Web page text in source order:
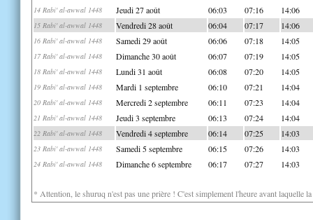
14 Rabi' al-awwal 1448 Jeudi 27 août 06:03 07:16 14:06
15 Rabi' al-awwal 1448 Vendredi 28 août 06:04 07:17 14:06
16 Rabi' al-awwal 1448 Samedi 29 août 06:06 07:18 14:05
17 Rabi' al-awwal 1448 Dimanche 30 août 06:07 07:19 14:05
18 Rabi' al-awwal 1448 Lundi 31 août 06:08 07:20 14:05
19 Rabi' al-awwal 1448 Mardi 1 septembre 06:10 07:21 14:04
20 Rabi' al-awwal 1448 Mercredi 2 septembre 06:11 07:23 14:04
21 Rabi' al-awwal 1448 Jeudi 3 septembre 06:13 07:24 14:04
22 Rabi' al-awwal 1448 Vendredi 4 septembre 06:14 07:25 14:03
23 Rabi' al-awwal 1448 Samedi 5 septembre 06:15 07:26 14:03
24 Rabi' al-awwal 1448 Dimanche 6 septembre 06:17 07:27 14:03
* Attention, le shuruq n'est pas une prière ! C'est simplement l'heure avant laquelle